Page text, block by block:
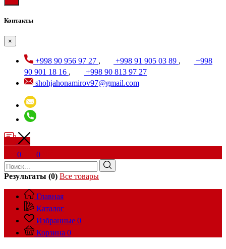
Контакты
×
+998 90 956 97 27 , +998 91 905 03 89 ,
+998
90 901 18 16 ,
+998 90 813 97 27
shohjahonamirov97@gmail.com
0 0
Результаты (0) Все товары
Главная
Каталог
Избранные 0
Корзина 0